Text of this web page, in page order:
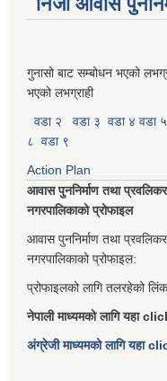
गुनासो बाट सम्बोधन भएको
भएको लभग्राही
वडा २
वडा ३ वडा ४ वडा ५
८ वडा ९
Action Plan
आवास पुननिर्माण तथा
नगरपालिकाको प्रोफाइल
आवास पुननिर्माण तथा
नगरपालिकाको प्रोफाइल:
प्रोफाइलको लागि तलरहेको
नेपाली माध्यमको लागि यहा
अंग्रेजी माध्यमको लागि यहा